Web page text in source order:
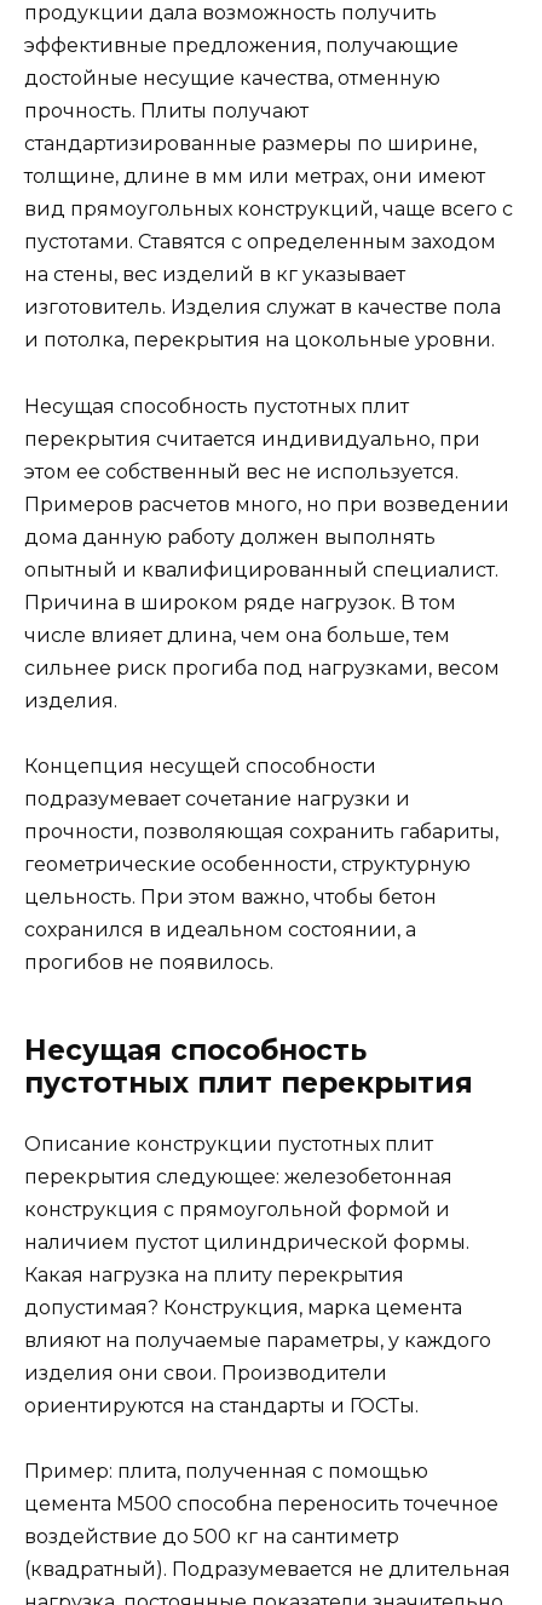
продукции дала возможность получить
эффективные предложения, получающие
достойные несущие качества, отменную
прочность. Плиты получают
стандартизированные размеры по ширине,
толщине, длине в мм или метрах, они имеют
вид прямоугольных конструкций, чаще всего с
пустотами. Ставятся с определенным заходом
на стены, вес изделий в кг указывает
изготовитель. Изделия служат в качестве пола
и потолка, перекрытия на цокольные уровни.
Несущая способность пустотных плит
перекрытия считается индивидуально, при
этом ее собственный вес не используется.
Примеров расчетов много, но при возведении
дома данную работу должен выполнять
опытный и квалифицированный специалист.
Причина в широком ряде нагрузок. В том
числе влияет длина, чем она больше, тем
сильнее риск прогиба под нагрузками, весом
изделия.
Концепция несущей способности
подразумевает сочетание нагрузки и
прочности, позволяющая сохранить габариты,
геометрические особенности, структурную
цельность. При этом важно, чтобы бетон
сохранился в идеальном состоянии, а
прогибов не появилось.
Несущая способность
пустотных плит перекрытия
Описание конструкции пустотных плит
перекрытия следующее: железобетонная
конструкция с прямоугольной формой и
наличием пустот цилиндрической формы.
Какая нагрузка на плиту перекрытия
допустимая? Конструкция, марка цемента
влияют на получаемые параметры, у каждого
изделия они свои. Производители
ориентируются на стандарты и ГОСТы.
Пример: плита, полученная с помощью
цемента М500 способна переносить точечное
воздействие до 500 кг на сантиметр
(квадратный). Подразумевается не длительная